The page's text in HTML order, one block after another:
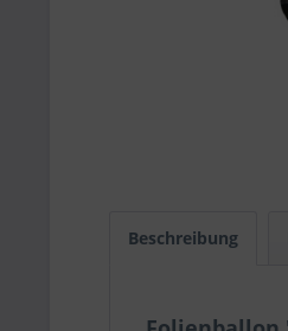
Beschreibung